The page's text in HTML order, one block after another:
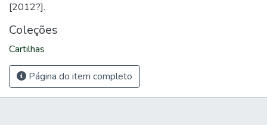
[2012?].
Coleções
Cartilhas
Página do item completo